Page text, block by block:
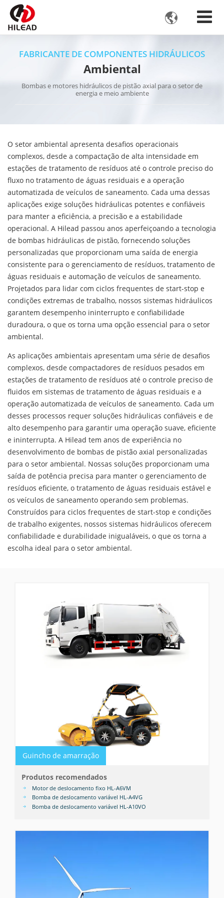

FABRICANTE DE COMPONENTES HIDRÁULICOS
Ambiental
Bombas e motores hidráulicos de pistão axial para o setor de
energia e meio ambiente
O setor ambiental apresenta desafios operacionais
complexos, desde a compactação de alta intensidade em
estações de tratamento de resíduos até o controle preciso do
fluxo no tratamento de águas residuais e a operação
automatizada de veículos de saneamento. Cada uma dessas
aplicações exige soluções hidráulicas potentes e confiáveis
para manter a eficiência, a precisão e a estabilidade
operacional. A Hilead passou anos aperfeiçoando a tecnologia
de bombas hidráulicas de pistão, fornecendo soluções
personalizadas que proporcionam uma saída de energia
consistente para o gerenciamento de resíduos, tratamento de
águas residuais e automação de veículos de saneamento.
Projetados para lidar com ciclos frequentes de start-stop e
condições extremas de trabalho, nossos sistemas hidráulicos
garantem desempenho ininterrupto e confiabilidade
duradoura, o que os torna uma opção essencial para o setor
ambiental.
As aplicações ambientais apresentam uma série de desafios
complexos, desde compactadores de resíduos pesados em
estações de tratamento de resíduos até o controle preciso de
fluidos em sistemas de tratamento de águas residuais e a
operação automatizada de veículos de saneamento. Cada um
desses processos requer soluções hidráulicas confiáveis e de
alto desempenho para garantir uma operação suave, eficiente
e ininterrupta. A Hilead tem anos de experiência no
desenvolvimento de bombas de pistão axial personalizadas
para o setor ambiental. Nossas soluções proporcionam uma
saída de potência precisa para manter o gerenciamento de
resíduos eficiente, o tratamento de águas residuais estável e
os veículos de saneamento operando sem problemas.
Construídos para ciclos frequentes de start-stop e condições
de trabalho exigentes, nossos sistemas hidráulicos oferecem
confiabilidade e durabilidade inigualáveis, o que os torna a
escolha ideal para o setor ambiental.
Guincho de amarração
Produtos recomendados
Motor de deslocamento fixo HL-A6VM
Bomba de deslocamento variável HL-A4VG
Bomba de deslocamento variável HL-A10VO